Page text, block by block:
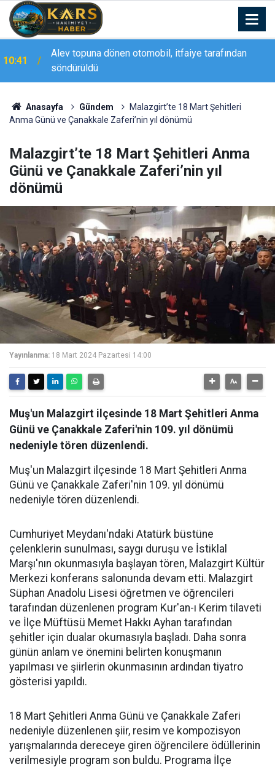
10:26
Meteoroloji’den ’Turuncu’ alarm: Sel, yıldırım ve
heyelana dikkat
Anasayfa Gündem
Malazgirt’te 18 Mart Şehitleri
Anma Günü ve Çanakkale Zaferi’nin yıl dönümü
Malazgirt’te 18 Mart Şehitleri Anma
Günü ve Çanakkale Zaferi’nin yıl
dönümü
Yayınlanma: 18 Mart 2024 Pazartesi 14:00
Muş'un Malazgirt ilçesinde 18 Mart Şehitleri Anma
Günü ve Çanakkale Zaferi'nin 109. yıl dönümü
nedeniyle tören düzenlendi.
Muş'un Malazgirt ilçesinde 18 Mart Şehitleri Anma
Günü ve Çanakkale Zaferi'nin 109. yıl dönümü
nedeniyle tören düzenlendi.
Cumhuriyet Meydanı'ndaki Atatürk büstüne
çelenklerin sunulması, saygı duruşu ve İstiklal
Marşı'nın okunmasıyla başlayan tören, Malazgirt Kültür
Merkezi konferans salonunda devam etti. Malazgirt
Süphan Anadolu Lisesi öğretmen ve öğrencileri
tarafından düzenlenen program Kur'an-ı Kerim tilaveti
ve İlçe Müftüsü Memet Hakkı Ayhan tarafından
şehitler için dualar okumasıyla başladı. Daha sonra
günün anlam ve önemini belirten konuşmanın
yapılması ve şiirlerin okunmasının ardından tiyatro
gösterisi yapıldı.
18 Mart Şehitleri Anma Günü ve Çanakkale Zaferi
nedeniyle düzenlenen şiir, resim ve kompozisyon
yarışmalarında dereceye giren öğrencilere ödüllerinin
verilmesiyle program son buldu. Programa İlçe